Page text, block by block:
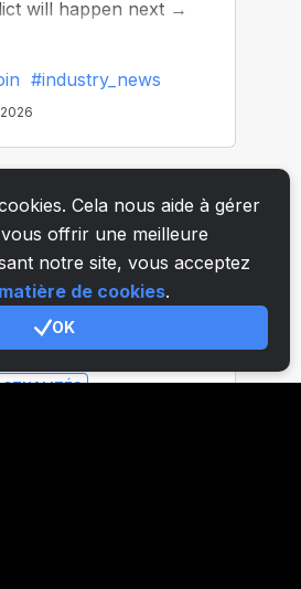
Cela nous aide à gérer
offrir une meilleure
notre site, vous acceptez
de cookies.
OK